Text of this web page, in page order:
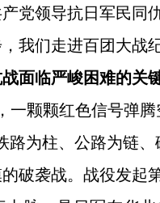
党领导抗日军民同
我们走进百团大战
面临严峻困难的关
一颗颗红色信号弹
路为柱、公路为链
破袭战。战役发起